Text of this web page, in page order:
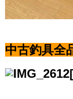
中古釣具全